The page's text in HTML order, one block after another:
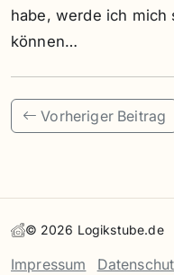
habe, werde ich mich
können…
Vorheriger Beitrag
© 2026 Logikstube.de
Impressum